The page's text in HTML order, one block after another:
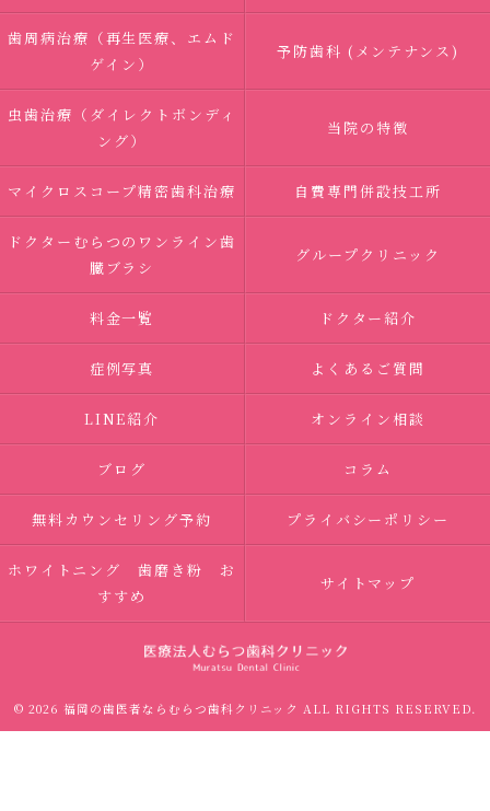
歯周病治療（再生医療、エムド
ゲイン）
予防歯科 (メンテナンス)
虫歯治療（ダイレクトボンディ
ング）
当院の特徴
マイクロスコープ精密歯科治療 自費専門併設技工所
ドクターむらつのワンライン歯
臓ブラシ
グループクリニック
料金一覧 ドクター紹介
症例写真 よくあるご質問
LINE紹介 オンライン相談
ブログ コラム
無料カウンセリング予約 プライバシーポリシー
ホワイトニング 歯磨き粉 お
すすめ
サイトマップ
© 2026 福岡の歯医者ならむらつ歯科クリニック ALL RIGHTS RESERVED.